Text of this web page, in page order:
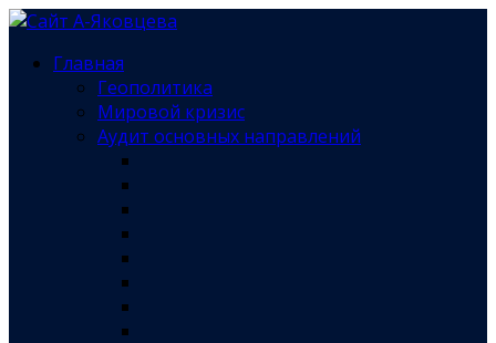
Главная
Геополитика
Мировой кризис
Аудит основных направлений